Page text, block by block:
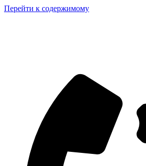
Перейти к содержимому